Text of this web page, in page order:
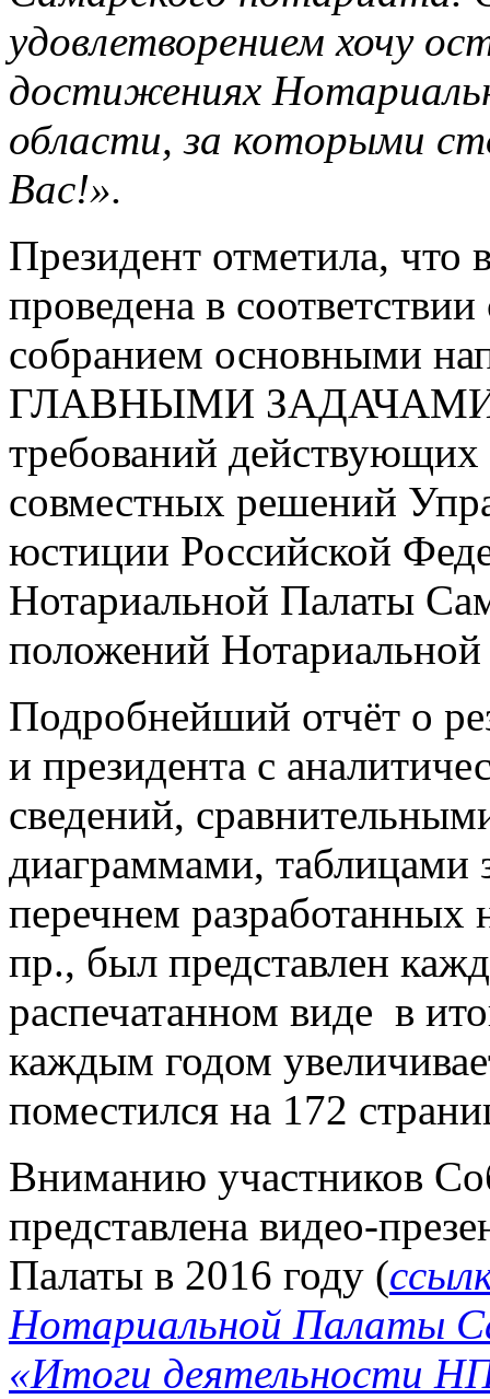
удовлетворением хочу
достижениях
области, за которыми
Вас!».
Президент отметила, что
проведена в
собранием основными
ГЛАВНЫМИ ЗАДАЧАМИ
требований
совместных решений
юстиции Российской
Нотариальной Палаты
положений
Подробнейший отчёт о
и президента с
сведений,
диаграммами, таблицами
перечнем разработанных
пр., был представлен
распечатанном виде в
каждым годом
поместился на 172
Вниманию участников
представлена видео-
Палаты в 2016 году (
Нотариальной Палаты
«Итоги деятельности